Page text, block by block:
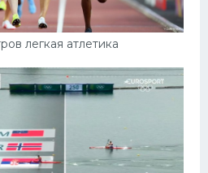
легкая атлетика